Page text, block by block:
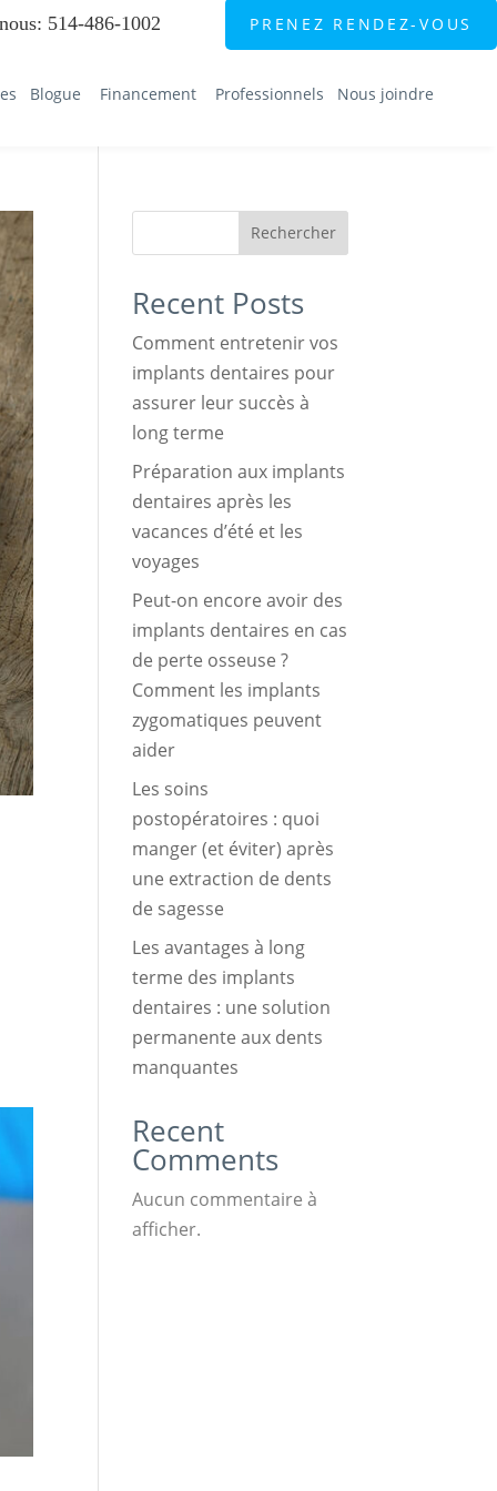
: 514-486-1002 PRENEZ RENDEZ-VOUS
Blogue Financement Professionnels Nous joindre
Rechercher
Recent Posts
Comment entretenir vos
implants dentaires pour
assurer leur succès à
long terme
Préparation aux implants
dentaires après les
vacances d’été et les
voyages
Peut-on encore avoir des
implants dentaires en cas
de perte osseuse ?
Comment les implants
zygomatiques peuvent
aider
Les soins
postopératoires : quoi
manger (et éviter) après
une extraction de dents
de sagesse
Les avantages à long
terme des implants
dentaires : une solution
permanente aux dents
manquantes
Recent
Comments
Aucun commentaire à
afficher.